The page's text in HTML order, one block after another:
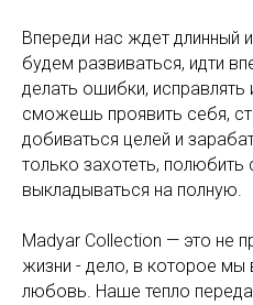
Впереди нас ждет длинный
будем развиваться, идти
делать ошибки, исправлять
сможешь проявить себя,
добиваться целей и
только захотеть, полюбить
выкладываться на полную.
Madyar Collection — это не
жизни - дело, в которое мы
любовь. Наше тепло